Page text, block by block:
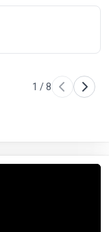
1 /8